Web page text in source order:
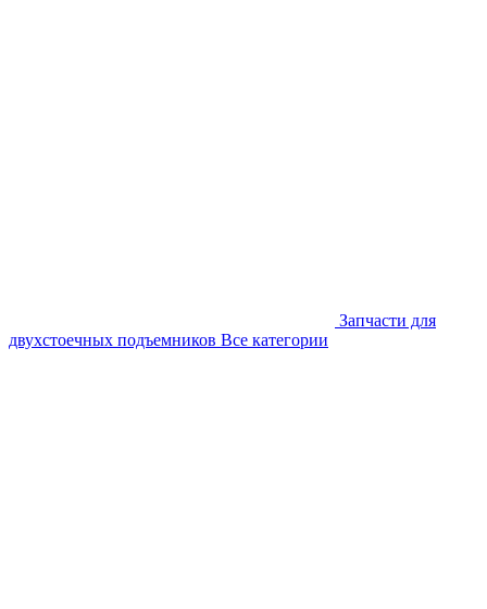
Запчасти для
двухстоечных подъемников Все категории